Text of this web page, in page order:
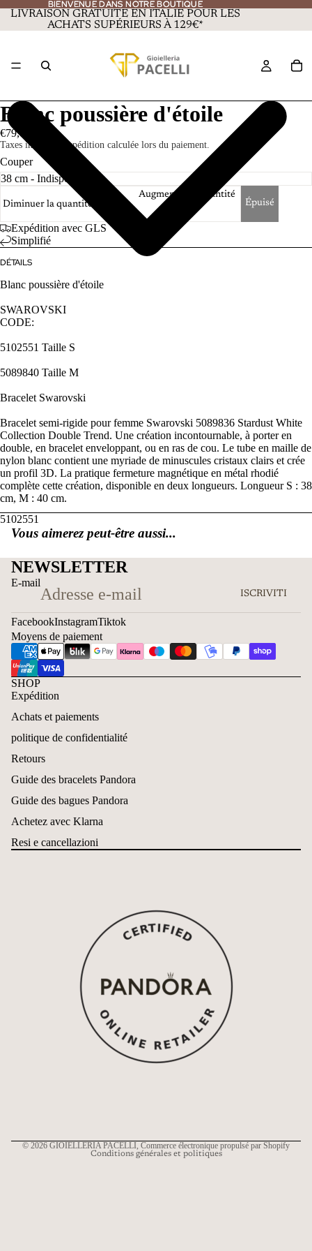
BIENVENUE DANS NOTRE BOUTIQUE
BIENVENUE DANS NOTRE BOUTIQUE
LIVRAISON GRATUITE EN ITALIE POUR LES
ACHATS SUPÉRIEURS À 129€*
Blanc poussière d'étoile
€79,00
Taxes incluses. Expédition calculée lors du paiement.
Couper
Diminuer la quantité
Augmenter la quantité
Épuisé
Expédition avec GLS
Simplifié
DÉTAILS
Blanc poussière d'étoile
SWAROVSKI
CODE:
5102551 Taille S
5089840 Taille M
Bracelet Swarovski
Bracelet semi-rigide pour femme Swarovski 5089836 Stardust White
Collection Double Trend. Une création incontournable, à porter en
double, en bracelet enveloppant, ou en ras de cou. Le tube en maille de
nylon blanc contient une myriade de minuscules cristaux clairs et crée
un profil 3D. La pratique fermeture magnétique en métal rhodié
complète cette création, disponible en deux longueurs. Longueur S : 38
cm, M : 40 cm.
5102551
Vous aimerez peut-être aussi...
NEWSLETTER
E-mail
ISCRIVITI
FacebookInstagramTiktok
Moyens de paiement
SHOP
Expédition
Achats et paiements
politique de confidentialité
Retours
Guide des bracelets Pandora
Guide des bagues Pandora
Achetez avec Klarna
Resi e cancellazioni
© 2026 GIOIELLERIA PACELLI , Commerce électronique propulsé par Shopify
Conditions générales et politiques
Politique de remboursement